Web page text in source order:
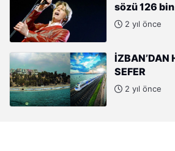
sözü 126
çıkıyor
2 yıl önce
İZBAN’DAN
SEFER
2 yıl önce